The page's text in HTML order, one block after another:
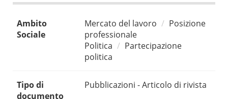
Ambito
Sociale
Mercato del lavoro
Posizione
professionale
Politica
Partecipazione
politica
Tipo di
documento
Pubblicazioni - Articolo di rivista